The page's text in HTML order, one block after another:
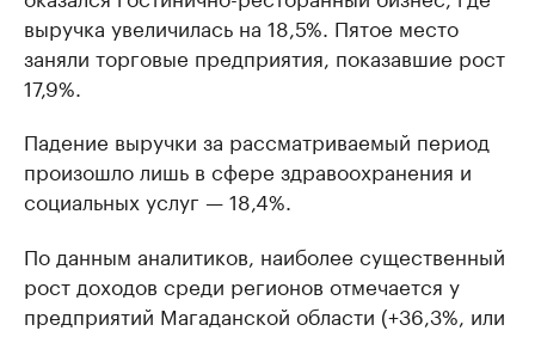
выручка увеличилась на 18,5%. Пятое место
заняли торговые предприятия, показавшие рост
17,9%.
Падение выручки за рассматриваемый период
произошло лишь в сфере здравоохранения и
социальных услуг — 18,4%.
По данным аналитиков, наиболее существенный
рост доходов среди регионов отмечается у
предприятий Магаданской области (+36,3%, или